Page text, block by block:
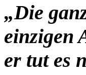
„Die
einzigen
er tut es